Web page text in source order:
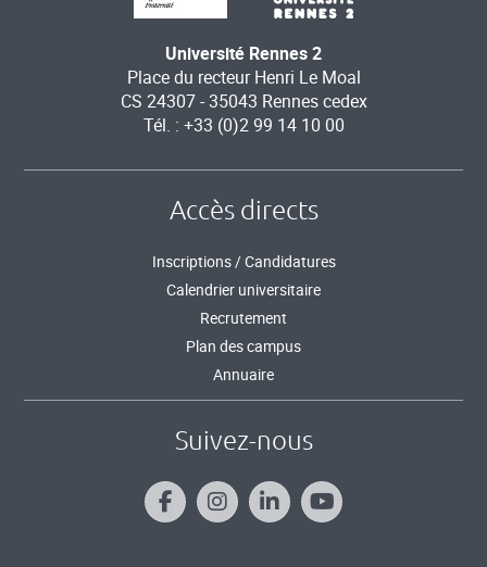
Université Rennes 2
Place du recteur Henri Le Moal
CS 24307 - 35043 Rennes cedex
Tél. : +33 (0)2 99 14 10 00
Accès directs
Inscriptions / Candidatures
Calendrier universitaire
Recrutement
Plan des campus
Annuaire
Suivez-nous